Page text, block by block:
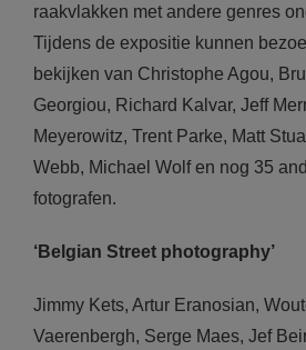
raakvlakken met andere genres
Tijdens de expositie kunnen
bekijken van Christophe Agou,
Georgiou, Richard Kalvar, Jeff
Meyerowitz, Trent Parke, Matt
Webb, Michael Wolf en nog 35
fotografen.
‘Belgian Street photography’
Jimmy Kets, Artur Eranosian,
Vaerenbergh, Serge Maes, Jef